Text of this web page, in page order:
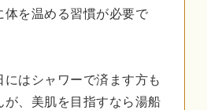
体を温める習慣が必要で
はシャワーで済ます方も
が、美肌を目指すなら湯船